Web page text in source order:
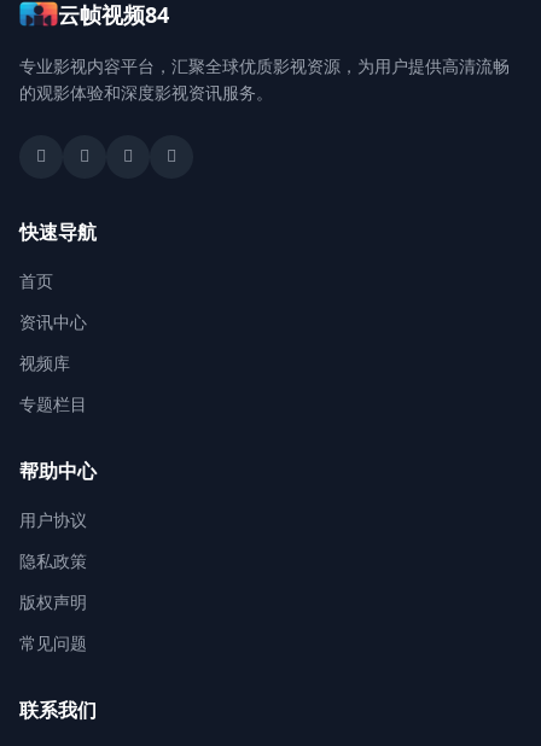
云帧视频84
专业影视内容平台，汇聚全球优质影视资源，为用户提供高清流畅
的观影体验和深度影视资讯服务。
快速导航
首页
资讯中心
视频库
专题栏目
帮助中心
用户协议
隐私政策
版权声明
常见问题
联系我们